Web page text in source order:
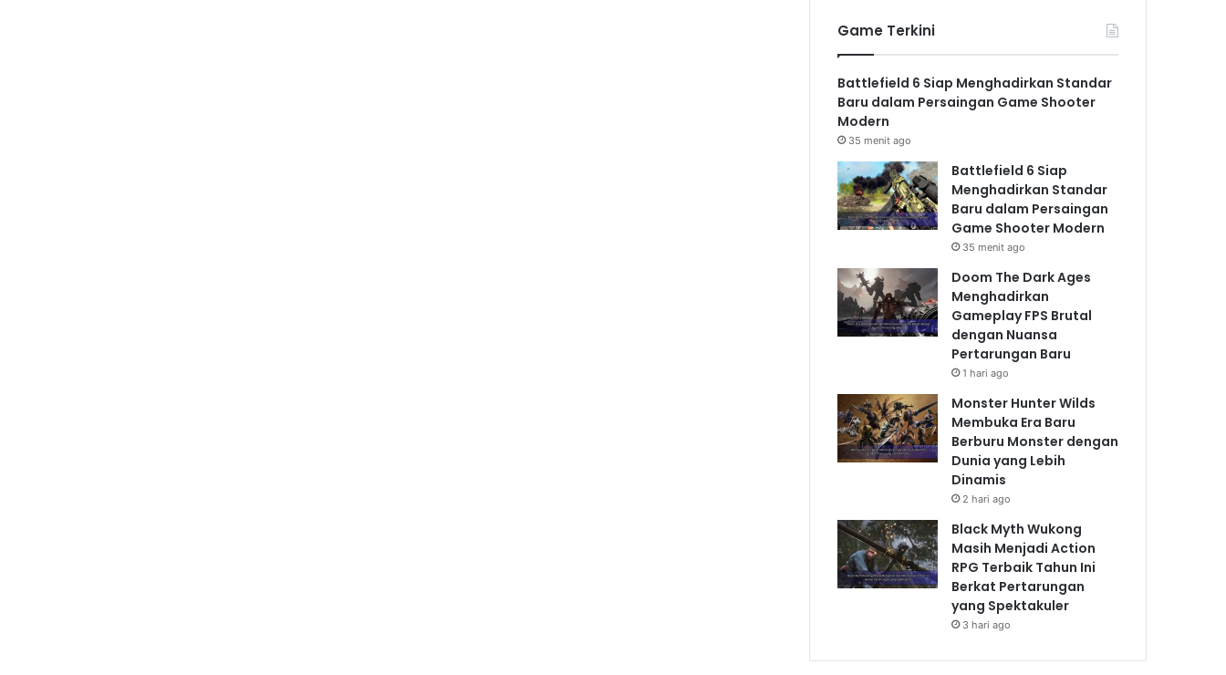
Game Terkini
Battlefield 6 Siap Menghadirkan Standar
Baru dalam Persaingan Game Shooter
Modern
35 menit ago
Battlefield 6 Siap
Menghadirkan Standar
Baru dalam Persaingan
Game Shooter Modern
35 menit ago
Doom The Dark Ages
Menghadirkan
Gameplay FPS Brutal
dengan Nuansa
Pertarungan Baru
1 hari ago
Monster Hunter Wilds
Membuka Era Baru
Berburu Monster dengan
Dunia yang Lebih
Dinamis
2 hari ago
Black Myth Wukong
Masih Menjadi Action
RPG Terbaik Tahun Ini
Berkat Pertarungan
yang Spektakuler
3 hari ago